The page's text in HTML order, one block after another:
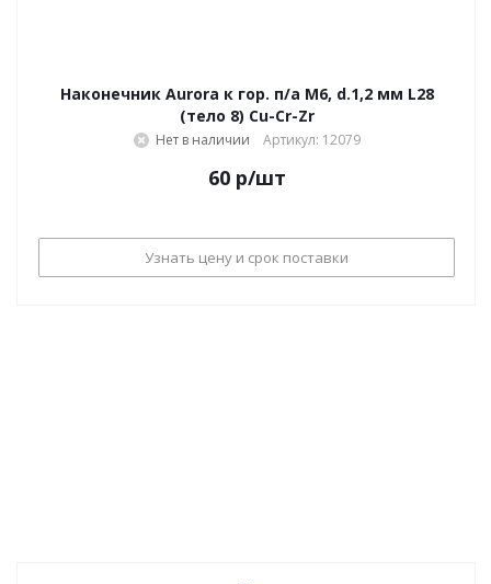
Наконечник Aurora к гор. п/а M6, d.1,2 мм L28
(тело 8) Cu-Cr-Zr
Нет в наличии Артикул: 12079
60р/шт
Узнать цену и срок поставки